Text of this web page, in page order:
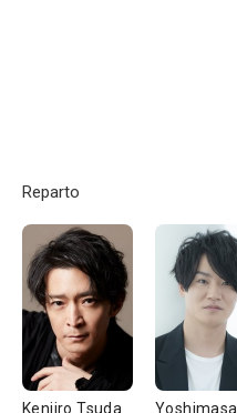
Reparto
Kenjiro Tsuda Yoshimasa